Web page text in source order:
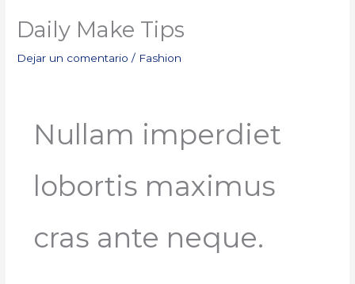
Daily Make Tips
Dejar un comentario / Fashion
Nullam imperdiet
lobortis maximus
cras ante neque.